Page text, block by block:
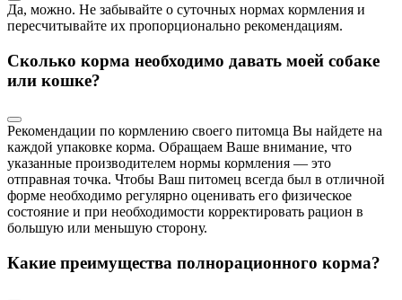
Да, можно. Не забывайте о суточных нормах кормления и
пересчитывайте их пропорционально рекомендациям.
Сколько корма необходимо давать моей собаке
или кошке?
Рекомендации по кормлению своего питомца Вы найдете на
каждой упаковке корма. Обращаем Ваше внимание, что
указанные производителем нормы кормления — это
отправная точка. Чтобы Ваш питомец всегда был в отличной
форме необходимо регулярно оценивать его физическое
состояние и при необходимости корректировать рацион в
большую или меньшую сторону.
Какие преимущества полнорационного корма?